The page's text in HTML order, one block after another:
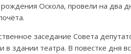
Оскола, провели на два
заседание Совета
в здании театра. В повестке дня